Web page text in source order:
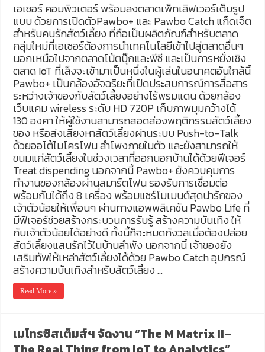
เอเซอร์ คอมพิวเตอร์ พร้อมลงตลาดเพ็ทเลิฟเวอร์เต็มรูป
แบบ ด้วยการเปิดตัวPawbo+ และ Pawbo Catch แก็ดเจ็ต
สำหรับคนรักสัตว์เลี้ยง ที่ถือเป็นผลิตภัณฑ์สำหรับตลาด
กลุ่มใหม่ที่เอเซอร์ต้องการนำเทคโนโลยีเข้าไปสู่ตลาดอื่นๆ
นอกเหนือไปจากตลาดโน้ตบุ๊กและพีซี และเป็นการหยั่งเชิง
ตลาด IoT ที่เล็งจะเข้ามาเป็นหนึ่งในผู้เล่นในอนาคตอันใกล้นี้
Pawbo+ เป็นกล้องอัจฉริยะที่เปิดประสบการณ์การสื่อสาร
ระหว่างเจ้าของกับสัตว์เลี้ยงอย่างไร้พรมแดน ด้วยกล้อง
เว็บแคม wireless ระดับ HD 720P เก็บภาพมุมกว้างได้
130 องศา ให้ผู้ใช้งานสามารถสอดส่องพฤติกรรมสัตว์เลี้ยง
ของ หรือส่งเสียงหาสัตว์เลี้ยงผ่านระบบ Push-to-Talk
ด้วยออโต้ไมโครโฟน ลำโพงภายในตัว และยังสามารถให้
ขนมแก่สัตว์เลี้ยงในช่วงเวลาที่ออกนอกบ้านได้ด้วยฟีเจอร์
Treat dispending นอกจากนี้ Pawbo+ ยังควบคุมการ
ทำงานของกล้องผ่านสมาร์ตโฟน รองรับการเชื่อมต่อ
พร้อมกันได้ถึง 8 เครื่อง พร้อมแชร์โมเมนต์สุดน่ารักของ
เจ้าตัวน้อยให้เพื่อนๆ ผ่านทางแอพพลิเคชัน Pawbo Life ที่
มีฟีเจอร์ช่วยสร้างกระบวนการรับรู้ สร้างความบันเทิง ให้
กับเจ้าตัวน้อยได้อย่างดี ทั้งนี้ก็จะหมดกังวลเมื่อต้องปล่อย
สัตว์เลี้ยงแสนรักไว้ในบ้านลำพัง นอกจากนี้ เจ้าของยัง
เสริมทัพให้เหล่าสัตว์เลี้ยงได้ด้วย Pawbo Catch อุปกรณ์
สร้างความบันเทิงสำหรับสัตว์เลี้ยง …
Read More »
เมโทรซิสเต็มส์ฯ จัดงาน “The M Matrix II–